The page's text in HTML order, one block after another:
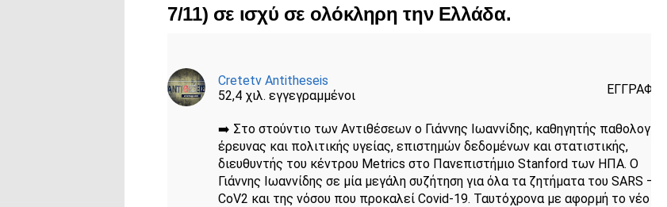
7/11) σε ισχύ σε ολόκληρη την Ελλάδα.
Cretetv Antitheseis
52,4 χιλ. εγγεγραμμένοι
ΕΓΓΡΑΦΗ
➡️ Στο στούντιο των Αντιθέσεων ο Γιάννης Ιωαννίδης, καθηγητής παθολογίας,
έρευνας και πολιτικής υγείας, επιστημών δεδομένων και στατιστικής,
διευθυντής του κέντρου Metrics στο Πανεπιστήμιο Stanford των ΗΠΑ. Ο
Γιάννης Ιωαννίδης σε μία μεγάλη συζήτηση για όλα τα ζητήματα του SARS –
CoV2 και της νόσου που προκαλεί Covid-19. Ταυτόχρονα με αφορμή το νέο του